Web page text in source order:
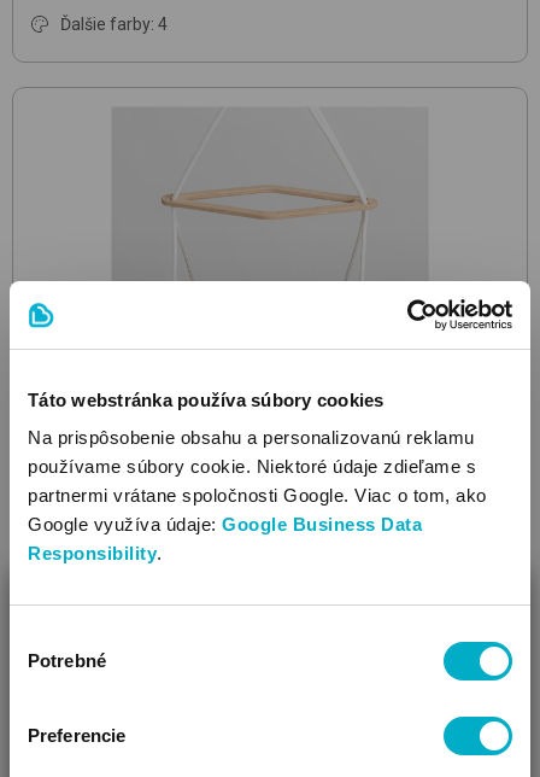
Táto webstránka používa súbory cookies
Na prispôsobenie obsahu a personalizovanú reklamu
používame súbory cookie. Niektoré údaje zdieľame s
partnermi vrátane spoločnosti Google. Viac o tom, ako
Google využíva údaje: Google Business Data
Responsibility.
súhlasu
Potrebné
Preferencie
Ďalšie farby: 4